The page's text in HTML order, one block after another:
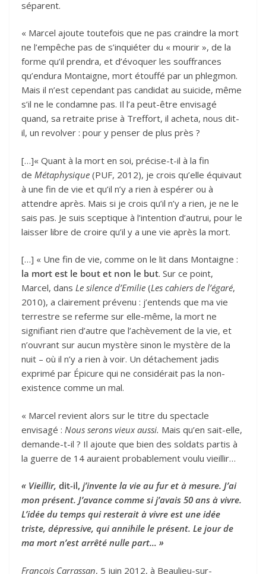
séparent.
« Marcel ajoute toutefois que ne pas craindre la mort
ne l’empêche pas de s’inquiéter du « mourir », de la
forme qu’il prendra, et d’évoquer les souffrances
qu’endura Montaigne, mort étouffé par un phlegmon.
Mais il n’est cependant pas candidat au suicide, même
s’il ne le condamne pas. Il l’a peut-être envisagé
quand, sa retraite prise à Treffort, il acheta, nous dit-
il, un revolver : pour y penser de plus près ?
[…]« Quant à la mort en soi, précise-t-il à la fin
de Métaphysique (PUF, 2012), je crois qu’elle équivaut
à une fin de vie et qu’il n’y a rien à espérer ou à
attendre après. Mais si je crois qu’il n’y a rien, je ne le
sais pas. Je suis sceptique à l’intention d’autrui, pour le
laisser libre de croire qu’il y a une vie après la mort.
[…] « Une fin de vie, comme on le lit dans Montaigne :
la mort est le bout et non le but. Sur ce point,
Marcel, dans Le silence d’Emilie (Les cahiers de l’égaré,
2010), a clairement prévenu : j’entends que ma vie
terrestre se referme sur elle-même, la mort ne
signifiant rien d’autre que l’achèvement de la vie, et
n’ouvrant sur aucun mystère sinon le mystère de la
nuit – où il n’y a rien à voir. Un détachement jadis
exprimé par Épicure qui ne considérait pas la non-
existence comme un mal.
« Marcel revient alors sur le titre du spectacle
envisagé : Nous serons vieux aussi. Mais qu’en sait-elle,
demande-t-il ? Il ajoute que bien des soldats partis à
la guerre de 14 auraient probablement voulu vieillir…
« Vieillir, dit-il, j’invente la vie au fur et à mesure. J’ai
mon présent. J’avance comme si j’avais 50 ans à vivre.
L’idée du temps qui resterait à vivre est une idée
triste, dépressive, qui annihile le présent. Le jour de
ma mort n’est arrêté nulle part… »
François Carrassan, 5 juin 2012, à Beaulieu-sur-